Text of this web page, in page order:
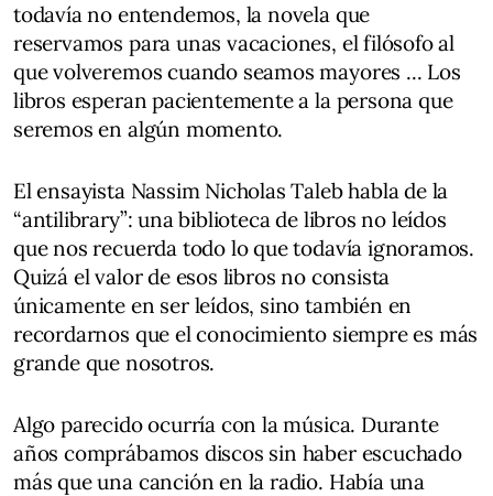
todavía no entendemos, la novela que
reservamos para unas vacaciones, el filósofo al
que volveremos cuando seamos mayores ... Los
libros esperan pacientemente a la persona que
seremos en algún momento.
El ensayista Nassim Nicholas Taleb habla de la
“antilibrary”: una biblioteca de libros no leídos
que nos recuerda todo lo que todavía ignoramos.
Quizá el valor de esos libros no consista
únicamente en ser leídos, sino también en
recordarnos que el conocimiento siempre es más
grande que nosotros.
Algo parecido ocurría con la música. Durante
años comprábamos discos sin haber escuchado
más que una canción en la radio. Había una